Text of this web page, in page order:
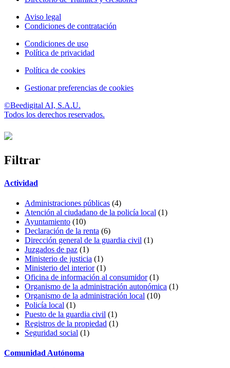
Aviso legal
Condiciones de contratación
Condiciones de uso
Política de privacidad
Política de cookies
Gestionar preferencias de cookies
©Beedigital AI, S.A.U.
Todos los derechos reservados.
Filtrar
Actividad
Administraciones públicas (4)
Atención al ciudadano de la policía local (1)
Ayuntamiento (10)
Declaración de la renta (6)
Dirección general de la guardia civil (1)
Juzgados de paz (1)
Ministerio de justicia (1)
Ministerio del interior(1)
Oficina de información al consumidor(1)
Organismo de la administración autonómica (1)
Organismo de la administración local (10)
Policía local (1)
Puesto de la guardia civil (1)
Registros de la propiedad (1)
Seguridad social (1)
Comunidad Autónoma